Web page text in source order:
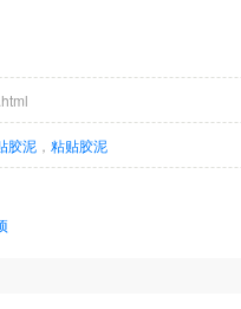
胶泥 ， 粘贴胶泥